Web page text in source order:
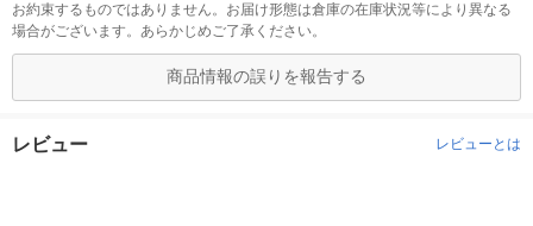
お約束するものではありません。お届け形態は倉庫の在庫状況等により異なる
場合がございます。あらかじめご了承ください。
商品情報の誤りを報告する
レビュー レビューとは